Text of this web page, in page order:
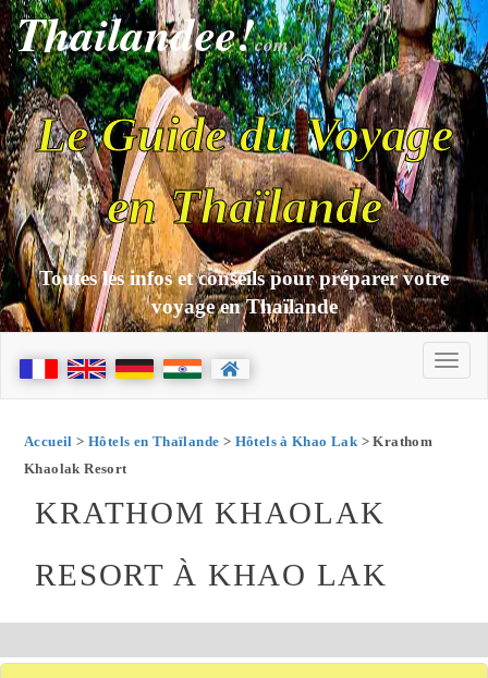
Thailandee!com
Le Guide du Voyage
en Thaïlande
Toutes les infos et conseils pour préparer votre
voyage en Thaïlande
Accueil > Hôtels en Thaïlande > Hôtels à Khao Lak > Krathom
Khaolak Resort
KRATHOM KHAOLAK
RESORT À KHAO LAK